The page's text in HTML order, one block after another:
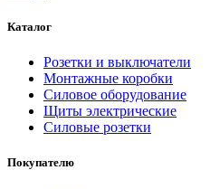
Каталог
Розетки и выключатели
Монтажные коробки
Силовое оборудование
Щиты электрические
Силовые розетки
Покупателю